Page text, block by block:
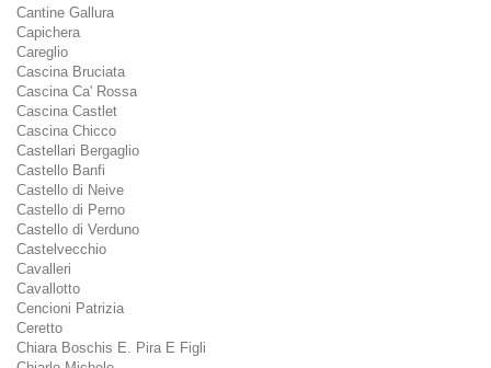
Cantine Gallura
Capichera
Careglio
Cascina Bruciata
Cascina Ca' Rossa
Cascina Castlet
Cascina Chicco
Castellari Bergaglio
Castello Banfi
Castello di Neive
Castello di Perno
Castello di Verduno
Castelvecchio
Cavalleri
Cavallotto
Cencioni Patrizia
Ceretto
Chiara Boschis E. Pira E Figli